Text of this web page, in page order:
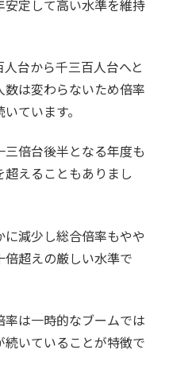
定して高い水準を維持
台から千三百人台へと
は変わらないため倍率
ています。
倍台後半となる年度も
えることもありまし
減少し総合倍率もやや
超えの厳しい水準で
は一時的なブームでは
いていることが特徴で